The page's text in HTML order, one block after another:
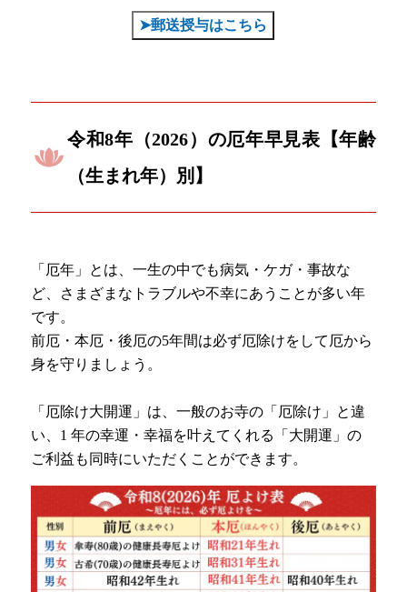
➤郵送授与はこちら
令和8年（2026）の厄年早見表【年齢
（生まれ年）別】
「厄年」とは、一生の中でも病気・ケガ・事故な
ど、さまざまなトラブルや不幸にあうことが多い年
です。
前厄・本厄・後厄の5年間は必ず厄除けをして厄から
身を守りましょう。
「厄除け大開運」は、一般のお寺の「厄除け」と違
い、1 年の幸運・幸福を叶えてくれる「大開運」の
ご利益も同時にいただくことができます。